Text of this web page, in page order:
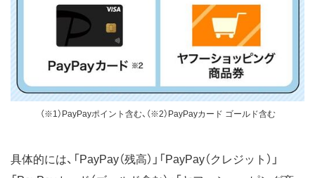
（※1）PayPayポイント含む、（※2）PayPayカード ゴールド含む
具体的には、「PayPay（残高）」「PayPay（クレジット）」